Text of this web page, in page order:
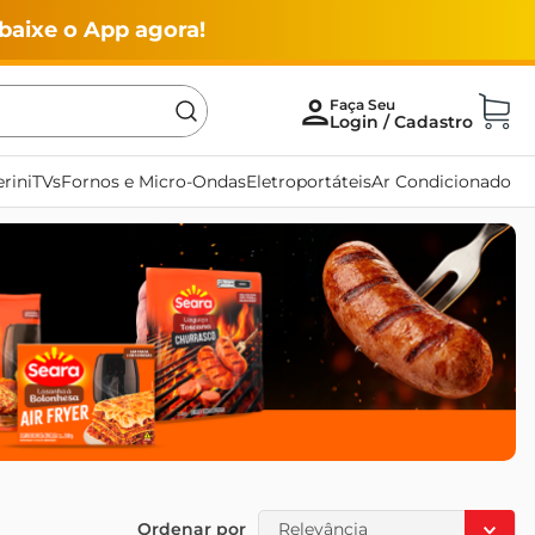
o App agora!
TVsFornos e Micro-OndasEletroportáteisAr Condicionado
Ordenar por Relevância